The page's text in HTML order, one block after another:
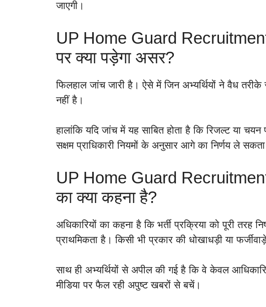
जाएगी।
UP Home Guard
पर क्या पड़ेगा असर?
फिलहाल जांच जारी है। ऐसे में जिन अभ्यर्थियों ने वैध तरीके
नहीं है।
हालांकि यदि जांच में यह साबित होता है कि रिजल्ट या
सक्षम प्राधिकारी नियमों के अनुसार आगे का निर्णय ले
UP Home Guard
का क्या कहना है?
अधिकारियों का कहना है कि भर्ती प्रक्रिया को पूरी तरह
प्राथमिकता है। किसी भी प्रकार की धोखाधड़ी या फर्जीवाड़े
साथ ही अभ्यर्थियों से अपील की गई है कि वे केवल
मीडिया पर फैल रही अपुष्ट खबरों से बचें।